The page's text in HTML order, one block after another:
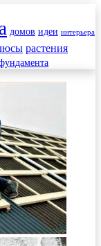
домов идеи интерьера
растения